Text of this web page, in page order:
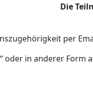
Die
per
oder in anderer Form